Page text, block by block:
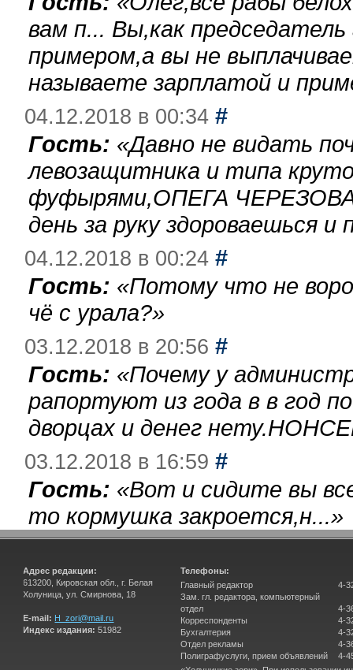
вам п... Вы,как
примером,а вы не
называете зарплатой и
04.12.2018 в 00:34 #
Гость: «Давно не видать
левозащитника и типа
фуфырями,ОПЕГА
день за руку здороваешься
04.12.2018 в 00:24 #
Гость: «Потому что не
чё с урала?»
03.12.2018 в 20:56 #
Гость: «Почему у
рапортуют из года в в год
дворцах и денег
03.12.2018 в 16:59 #
Гость: «Вот и сидите вы
то кормушка закроется,н...»
Адрес редакции:
613200, Кировская обл., г. Белая
Холуница, ул. Смирнова, 18
E-mail: H_zori@mail.ru
Индекс издания: 51982
Телефоны:
Главный редактор
Зам. гл. редактора, компьютерный
отдел
Корреспонденты
Бухгалтерия
Отдел рекламы
Полиграфуслуги, прием объявлений
4-
4-
4-
4-
4-
4-